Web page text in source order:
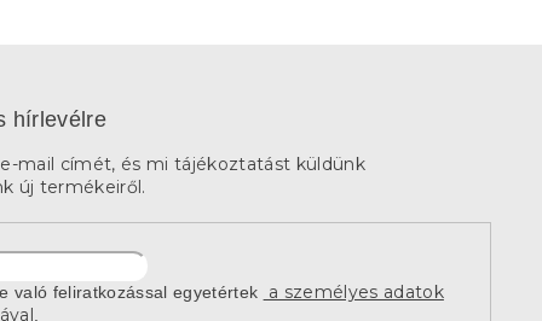
hírlevélre
mail címét, és mi tájékoztatást küldünk
új termékeiről.
való feliratkozással egyetértek
a személyes adatok
.